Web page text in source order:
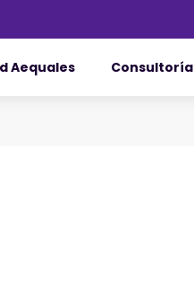
Aequales Consultoría